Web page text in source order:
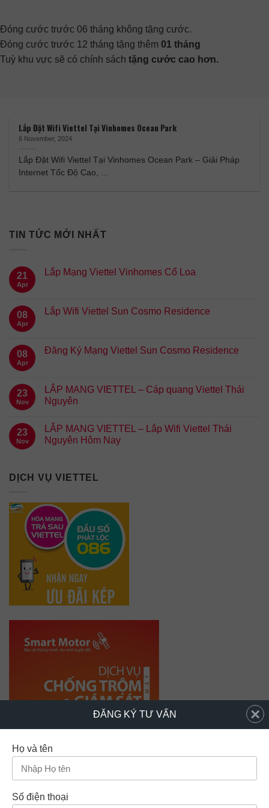
Đóng cước trước 06 tháng không tặng cước.
Đóng cước trước 12 tháng tặng thêm 01 tháng
Tuỳ khu vực sẽ có chính sách tặng cước cao hơn.
Lắp Đặt Wifi Viettel Tại Vinhomes Ocean Park
6 November, 2024
Lắp Đặt Wifi Viettel Tại Vinhomes Ocean Park – Giải Pháp
Internet Tốc Độ Cao, ...
TIN TỨC MỚI NHẤT
21
Apr
Lắp Mạng Viettel Vinhomes Cổ Loa
08
Apr
Lắp Wifi Viettel Sun Cosmo Residence
08
Apr
Đăng Ký Mạng Viettel Sun Cosmo Residence
23
Nov
LẮP MẠNG VIETTEL – Cáp quang Viettel Thái
Nguyên
23
Nov
LẮP MẠNG VIETTEL – Lắp Wifi Viettel Thái
Nguyên Hôm Nay
DỊCH VỤ VIETTEL
ĐĂNG KÝ TƯ VẤN
Họ và tên
Số điện thoại
×